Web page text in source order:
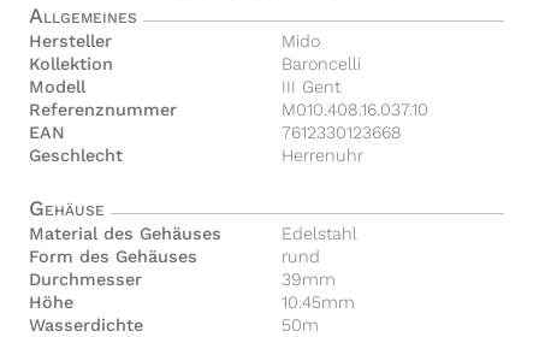
Allgemeines
Hersteller
Mido
Kollektion
Baroncelli
Modell
III Gent
Referenznummer
M010.408.16.037.10
EAN
7612330123668
Geschlecht
Herrenuhr
Gehäuse
Material des Gehäuses
Edelstahl
Form des Gehäuses
rund
Durchmesser
39mm
Höhe
10.45mm
Wasserdichte
50m